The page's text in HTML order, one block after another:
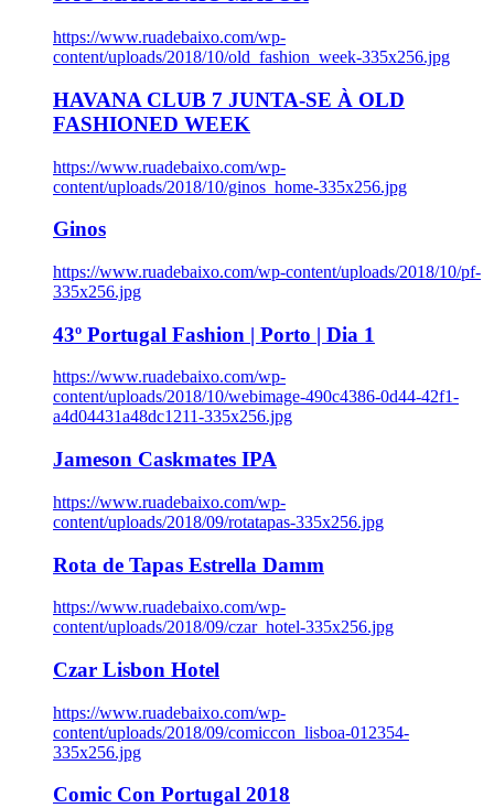
https://www.ruadebaixo.com/wp-
content/uploads/2018/10/old_fashion_week-335x256.jpg
HAVANA CLUB 7 JUNTA-SE À OLD
FASHIONED WEEK
https://www.ruadebaixo.com/wp-
content/uploads/2018/10/ginos_home-335x256.jpg
Ginos
https://www.ruadebaixo.com/wp-content/uploads/2018/10/pf-
335x256.jpg
43º Portugal Fashion | Porto | Dia 1
https://www.ruadebaixo.com/wp-
content/uploads/2018/10/webimage-490c4386-0d44-42f1-
a4d04431a48dc1211-335x256.jpg
Jameson Caskmates IPA
https://www.ruadebaixo.com/wp-
content/uploads/2018/09/rotatapas-335x256.jpg
Rota de Tapas Estrella Damm
https://www.ruadebaixo.com/wp-
content/uploads/2018/09/czar_hotel-335x256.jpg
Czar Lisbon Hotel
https://www.ruadebaixo.com/wp-
content/uploads/2018/09/comiccon_lisboa-012354-
335x256.jpg
Comic Con Portugal 2018